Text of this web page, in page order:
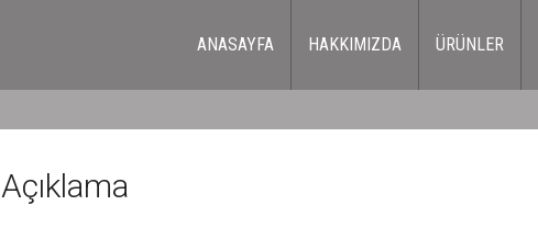
ANASAYFA HAKKIMIZDA ÜRÜNLER
Açıklama